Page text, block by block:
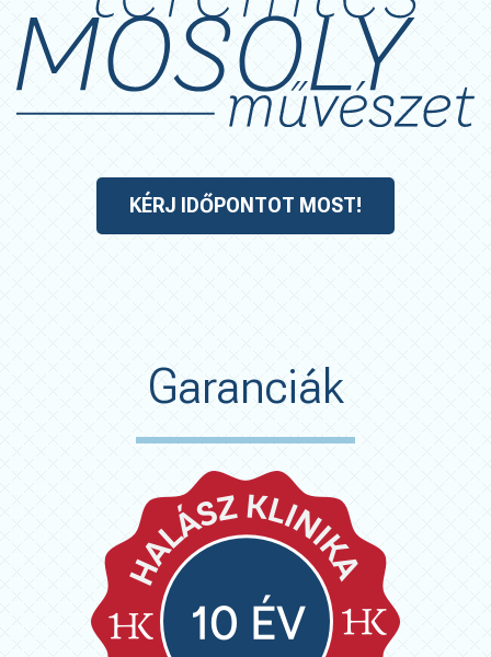
KÉRJ IDŐPONTOT MOST!
Garanciák